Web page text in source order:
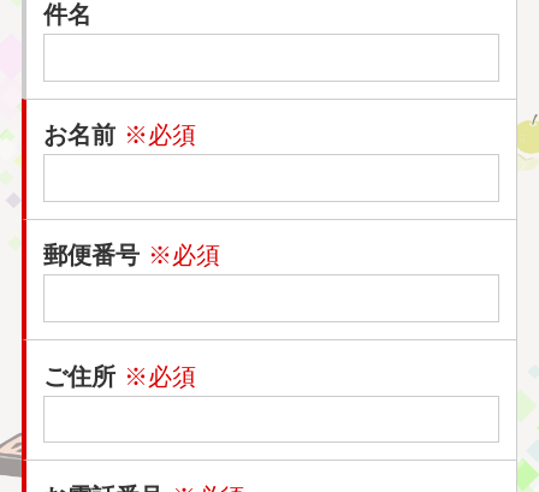
件名
お名前 ※必須
郵便番号 ※必須
ご住所 ※必須